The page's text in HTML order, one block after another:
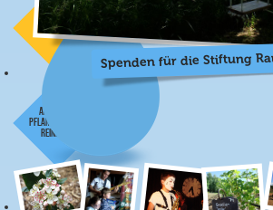
Spielwiese
Abwasser-
Pflanzen-Filter-
Reinigung
Spenden für die Stiftung